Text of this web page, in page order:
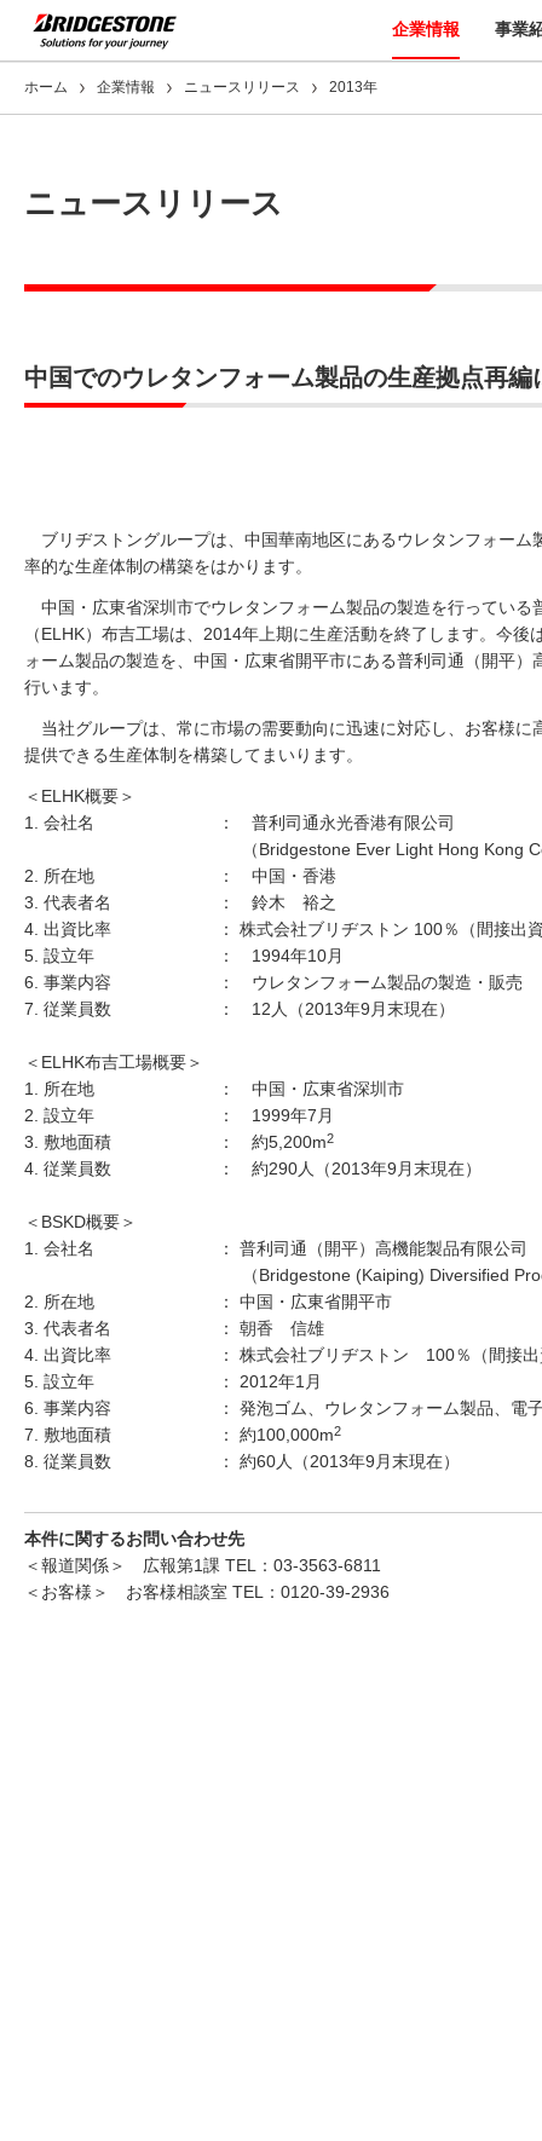
企業情報 事業
ホーム 企業情報 ニュースリリース 2013年
ニュースリリース
中国でのウレタンフォーム製品の生産拠点再編
ブリヂストングループは、中国華南地区にあるウレタンフォーム
率的な生産体制の構築をはかります。
中国・広東省深圳市でウレタンフォーム製品の製造を行っている
（ELHK）布吉工場は、2014年上期に生産活動を終了します。今後
ォーム製品の製造を、中国・広東省開平市にある普利司通（開平）
行います。
当社グループは、常に市場の需要動向に迅速に対応し、お客様に
提供できる生産体制を構築してまいります。
＜ELHK概要＞
1. 会社名
： 普利司通永光香港有限公司
（Bridgestone Ever Light Hong Kong
2. 所在地
： 中国・香港
3. 代表者名
： 鈴木 裕之
4. 出資比率
： 株式会社ブリヂストン 100％（間接出
5. 設立年
： 1994年10月
6. 事業内容
： ウレタンフォーム製品の製造・販売
7. 従業員数
： 12人（2013年9月末現在）
＜ELHK布吉工場概要＞
1. 所在地
： 中国・広東省深圳市
2. 設立年
： 1999年7月
3. 敷地面積
： 約5,200m2
4. 従業員数 ： 約290人（2013年9月末現在）
＜BSKD概要＞
1. 会社名
： 普利司通（開平）高機能製品有限公司
（Bridgestone (Kaiping) Diversified
2. 所在地
： 中国・広東省開平市
3. 代表者名
： 朝香 信雄
4. 出資比率
： 株式会社ブリヂストン 100％（間接
5. 設立年
： 2012年1月
6. 事業内容
： 発泡ゴム、ウレタンフォーム製品、電
7. 敷地面積
： 約100,000m2
8. 従業員数 ： 約60人（2013年9月末現在）
本件に関するお問い合わせ先
＜報道関係＞ 広報第1課 TEL：03-3563-6811
＜お客様＞ お客様相談室 TEL：0120-39-2936